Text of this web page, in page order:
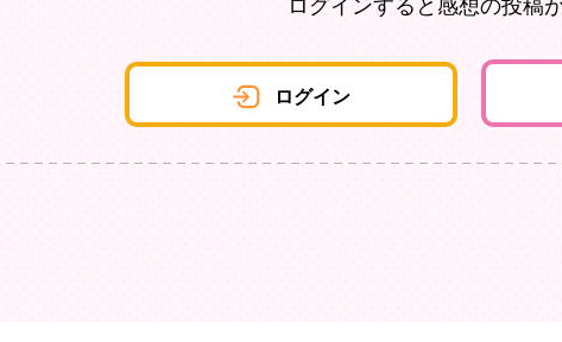
ログインすると感想の投稿
ログイン